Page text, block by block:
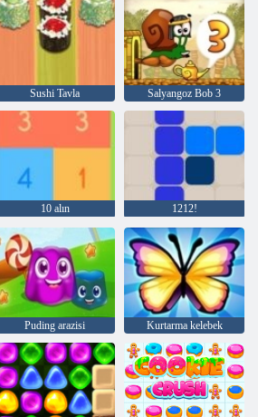
Sushi Tavla Salyangoz Bob 3
10 alın 1212!
Puding arazisi Kurtarma kelebek